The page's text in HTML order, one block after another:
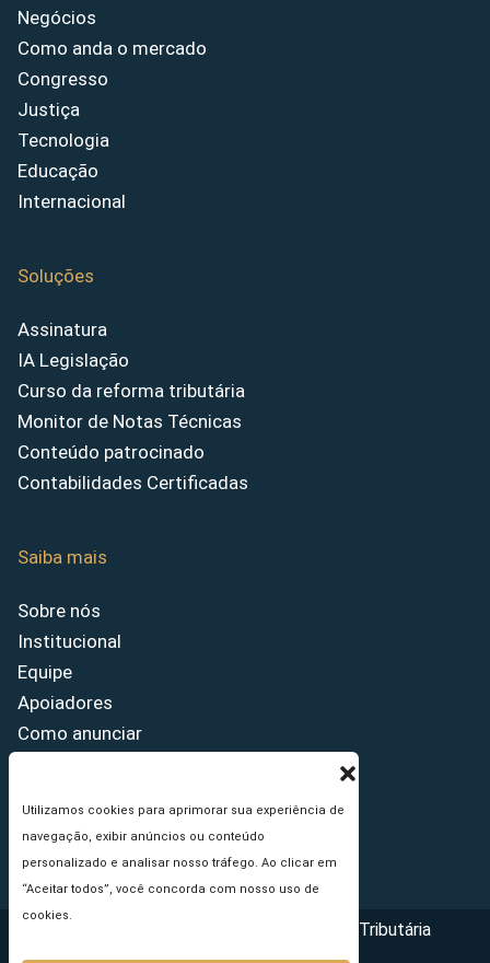
Utilizamos cookies para aprimorar sua experiência de
navegação, exibir anúncios ou conteúdo
personalizado e analisar nosso tráfego. Ao clicar em
“Aceitar todos”, você concorda com nosso uso de
cookies.
Negócios
Como anda o mercado
Congresso
Justiça
Tecnologia
Educação
Internacional
Soluções
Assinatura
IA Legislação
Curso da reforma tributária
Monitor de Notas Técnicas
Conteúdo patrocinado
Contabilidades Certificadas
Saiba mais
Sobre nós
Institucional
Equipe
Apoiadores
Como anunciar
Princípios Editoriais
Copyright © 2026 - Portal da Reforma Tributária